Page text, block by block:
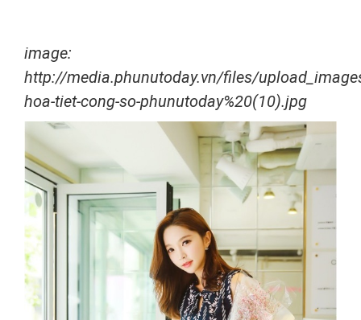
image:
http://media.phunutoday.vn/files/
hoa-tiet-cong-so-phunutoday%20(10).jpg